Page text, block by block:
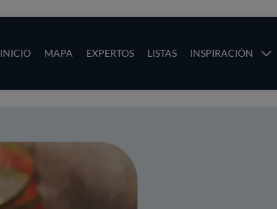
INICIO MAPA EXPERTOS LISTAS INSPIRACIÓN